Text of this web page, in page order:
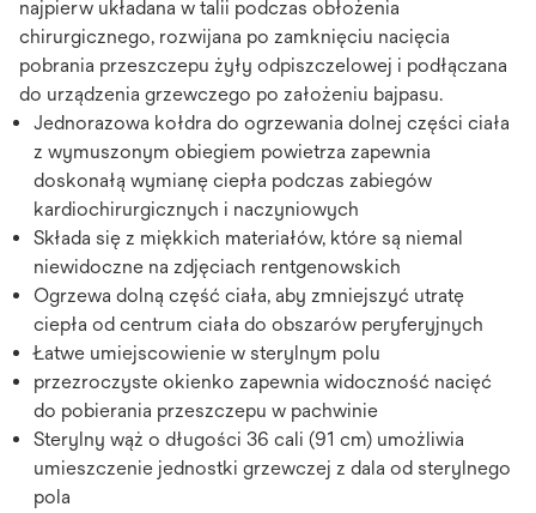
najpierw układana w talii podczas obłożenia
chirurgicznego, rozwijana po zamknięciu nacięcia
pobrania przeszczepu żyły odpiszczelowej i podłączana
do urządzenia grzewczego po założeniu bajpasu.
Jednorazowa kołdra do ogrzewania dolnej części ciała
z wymuszonym obiegiem powietrza zapewnia
doskonałą wymianę ciepła podczas zabiegów
kardiochirurgicznych i naczyniowych
Składa się z miękkich materiałów, które są niemal
niewidoczne na zdjęciach rentgenowskich
Ogrzewa dolną część ciała, aby zmniejszyć utratę
ciepła od centrum ciała do obszarów peryferyjnych
Łatwe umiejscowienie w sterylnym polu
przezroczyste okienko zapewnia widoczność nacięć
do pobierania przeszczepu w pachwinie
Sterylny wąż o długości 36 cali (91 cm) umożliwia
umieszczenie jednostki grzewczej z dala od sterylnego
pola